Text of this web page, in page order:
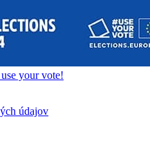
your vote!
údajov